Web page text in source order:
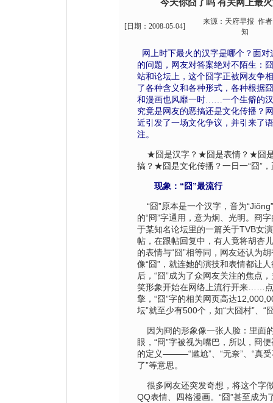
今天你囧了吗 有关网上最
[日期： 2008-05-04]
来源： 天府早报 作
知
网上时下最火的汉字是哪个？面对
的问题，网友对答案绝对不陌生：
站和论坛上，这个囧字正被网友争
了各种含义和各种形式，各种根据
和漫画也风靡一时……一个生僻的
究竟是网友的恶搞还是文化传播？
近引发了一场文化争议，并引来了
注。
★囧是汉字？★囧是表情？★囧
搞？★囧是文化传播？一日一“囧”
现象：“囧”最流行
“囧”原本是一个汉字，音为
的“冏”字通用，意为炯、光明。冏
于某知名论坛里的一篇关于TVB女
帖，在跟帖回复中，有人竟将胡杏
的表情与“囧”相等同，网友还认为
像“囧”，就连她的演技和表情都让人
后，“囧”成为了众网友关注的焦点
笑形象开始在网络上流行开来……
擎，“囧”字的相关网页高达
坛”就至少有500个，如“大囧村”、“
因为冏的形象像一张人脸：里面
眼，“冏”字被视为嘴巴，所以，冏
的定义———“尴尬”、“无奈”、“真受
了”等意思。
很多网友还突发奇想，将这个字
QQ表情、四格漫画。“囧”甚至成为